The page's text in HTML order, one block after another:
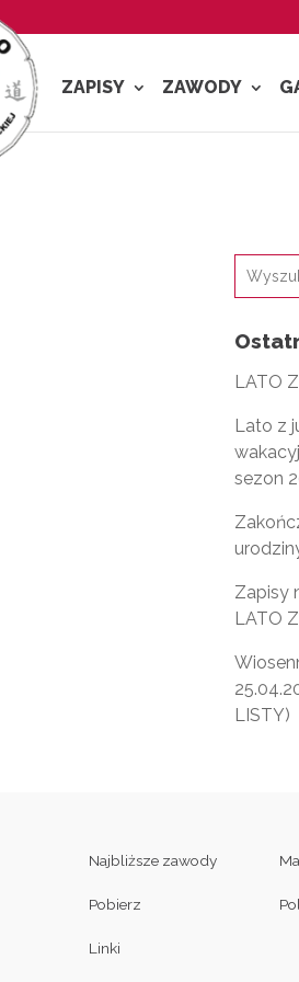
ZAPISY ZAWODY
LATO
Lato z
sezon
Zapisy
LATO
LISTY)
Najbliższe zawody
Pobierz
Linki